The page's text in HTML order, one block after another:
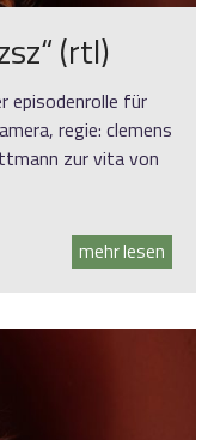
(rtl)
episodenrolle für
regie: clemens
zur vita von
mehr lesen